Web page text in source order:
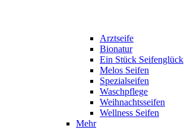
Arztseife
Bionatur
Ein Stück Seifenglück
Melos Seifen
Spezialseifen
Waschpflege
Weihnachtsseifen
Wellness Seifen
Mehr